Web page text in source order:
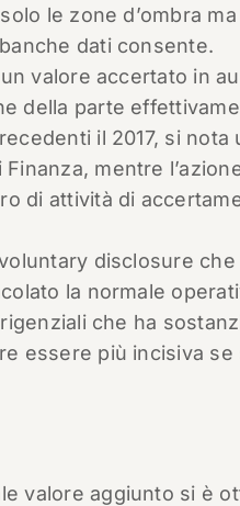
le zone d’ombra
dati consente.
valore accertato in
della parte
il 2017, si nota
mentre
di attività di
disclosure
la normale
che ha
essere più incisiva se
valore aggiunto si è